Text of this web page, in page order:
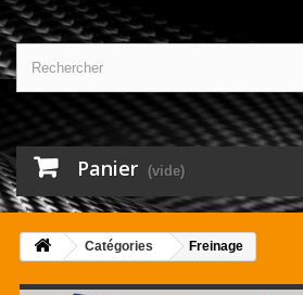
Panier (vide)
Catégories Freinage